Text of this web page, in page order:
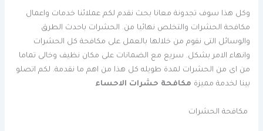
وكل هذا سوف تجدونة معانا بحث نقدم لكم عملائنا خدمات واعمال
مكافحة الحشرات والتخلص نهائيا من. الحشرات باحدث الطرق
والوسائل التى نقوم من خلالها بالعمل على مكافحة كل الحشرات
وانهاء الامر بشكل. سريع مع الضمانات على مكان نظيف وخالى تماما
من اى من الحشرات لمدة طويله كل هذا من اهم ما نقدمة. لكم اتصلو
بينا لخدمة مميزة مكافحة حشرات الاحساء
مكافحة الحشرات